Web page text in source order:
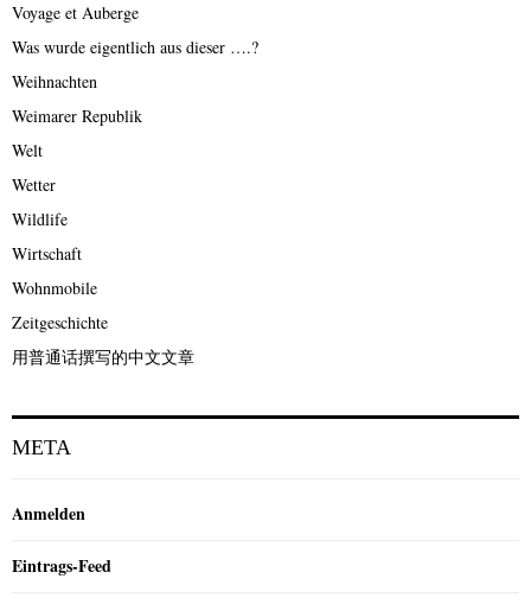
Voyage et Auberge
Was wurde eigentlich aus dieser ….?
Weihnachten
Weimarer Republik
Welt
Wetter
Wildlife
Wirtschaft
Wohnmobile
Zeitgeschichte
用普通话撰写的中文文章
META
Anmelden
Eintrags-Feed